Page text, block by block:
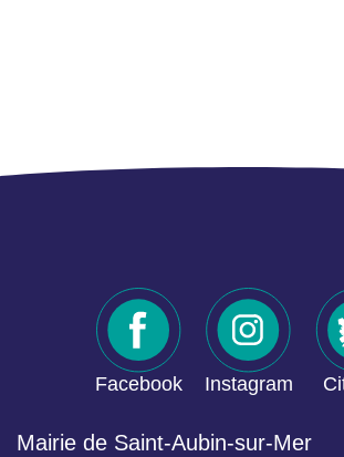
Facebook Instagram
Mairie de Saint-Aubin-sur-Mer